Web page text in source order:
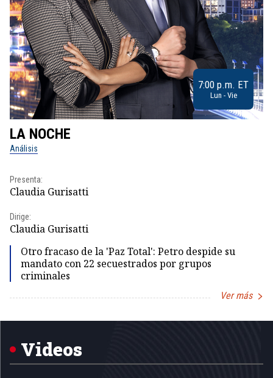
7:00 p.m. ET
Lun - Vie
LA NOCHE
Análisis
Presenta:
Claudia Gurisatti
Dirige:
Claudia Gurisatti
Otro fracaso de la 'Paz Total': Petro despide su
mandato con 22 secuestrados por grupos
criminales
Ver más
1
Videos